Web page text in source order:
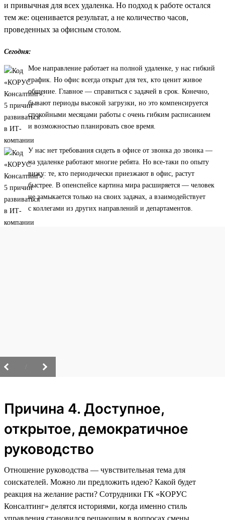
и привычная для всех удаленка. Но подход к работе остался
тем же: оценивается результат, а не количество часов,
проведенных за офисным столом.
Сегодня:
Мое направление работает на полной удаленке, у нас гибкий
график. Но офис всегда открыт для тех, кто ценит живое
общение. Главное — справиться с задачей в срок. Конечно,
бывают периоды высокой загрузки, но это компенсируется
спокойными месяцами работы с очень гибким расписанием
и возможностью планировать свое время.
У нас нет требования сидеть в офисе от звонка до звонка —
на удаленке работают многие ребята. Но все-таки по опыту
вижу: те, кто периодически приезжают в офис, растут
быстрее. В опенспейсе картина мира расширяется — человек
не замыкается только на своих задачах, а взаимодействует
с коллегами из других направлений и департаментов.
Причина 4. Доступное,
открытое, демократичное
руководство
Отношение руководства — чувствительная тема для
соискателей. Можно ли предложить идею? Какой будет
реакция на желание расти? Сотрудники ГК «КОРУС
Консалтинг» делятся историями, когда именно стиль
управления становился решающим в вопросах смены